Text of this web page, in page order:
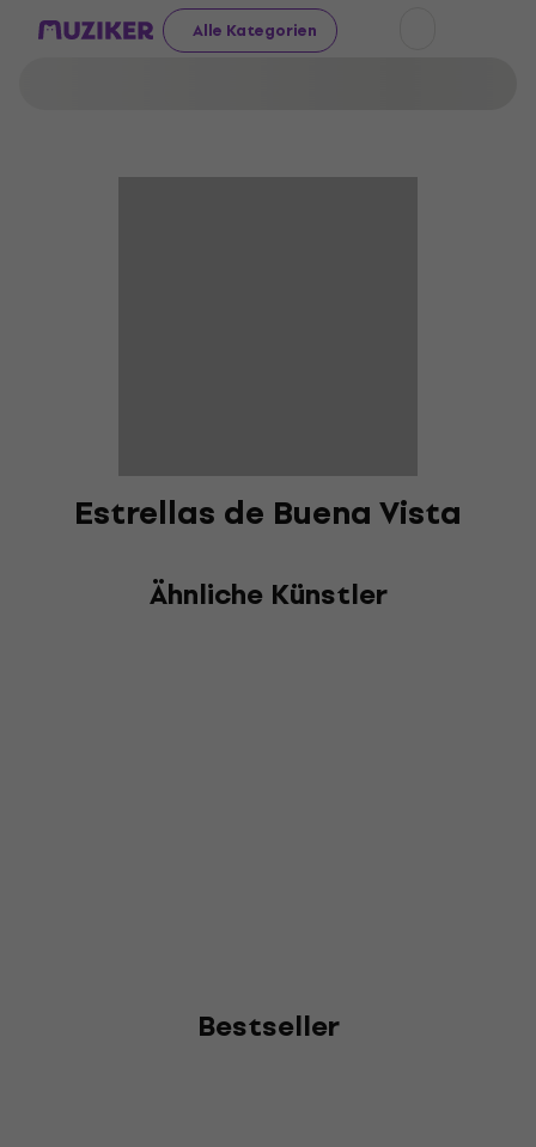
Alle Kategorien
Estrellas de Buena Vista
Ähnliche Künstler
Bestseller